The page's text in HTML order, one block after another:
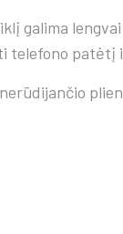
galima
telefono